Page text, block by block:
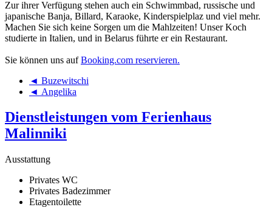
Zur ihrer Verfügung stehen auch ein Schwimmbad, russische und
japanische Banja, Billard, Karaoke, Kinderspielplaz und viel mehr.
Machen Sie sich keine Sorgen um die Mahlzeiten! Unser Koch
studierte in Italien, und in Belarus führte er ein Restaurant.
Sie können uns aufBooking.com reservieren.
◄ Buzewitschi
◄ Angelika
Dienstleistungen vom Ferienhaus
Malinniki
Ausstattung
Privates WC
Privates Badezimmer
Etagentoilette